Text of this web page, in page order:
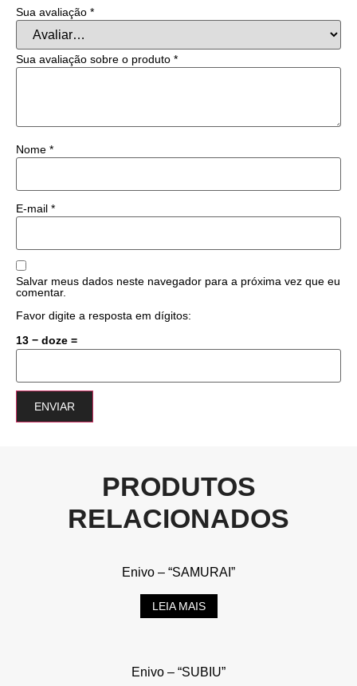
Sua avaliação *
Sua avaliação sobre o produto *
Nome *
E-mail *
Salvar meus dados neste navegador para a próxima vez que eu
comentar.
Favor digite a resposta em dígitos:
13 − doze =
PRODUTOS
RELACIONADOS
Enivo – “SAMURAI”
LEIA MAIS
Enivo – “SUBIU”